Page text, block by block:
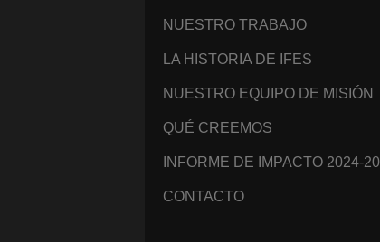
NUESTRO TRABAJO
LA HISTORIA DE IFES
NUESTRO EQUIPO DE MISIÓN
QUÉ CREEMOS
INFORME DE IMPACTO 2024-
CONTACTO